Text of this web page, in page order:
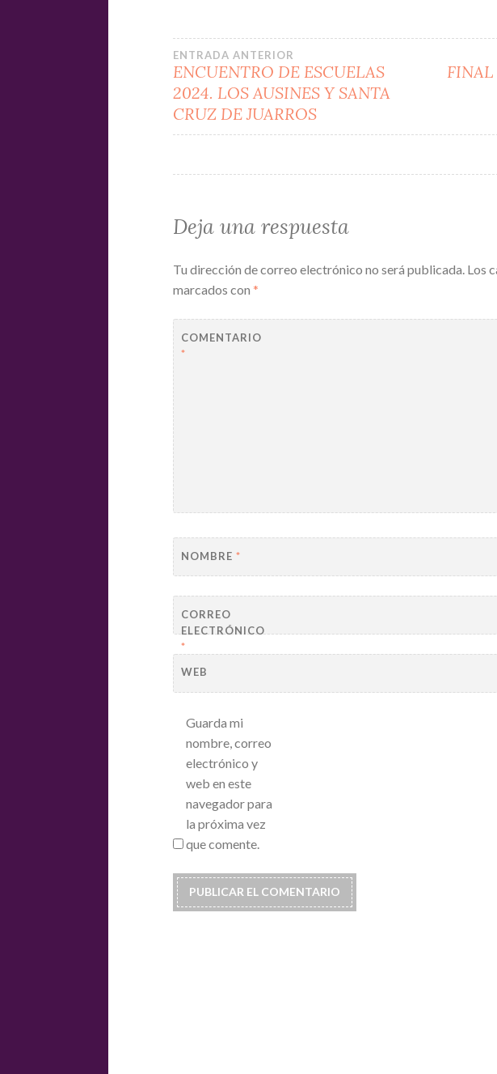
Navegación
de
entradas
ENTRADA ANTERIOR
ENCUENTRO DE ESCUELAS
2024. LOS AUSINES Y SANTA
CRUZ DE JUARROS
FINAL
Deja una respuesta
Tu dirección de correo electrónico no será publicada. Los
marcados con*
COMENTARIO
*
NOMBRE*
CORREO
ELECTRÓNICO
*
WEB
Guarda mi
nombre, correo
electrónico y
web en este
navegador para
la próxima vez
que comente.